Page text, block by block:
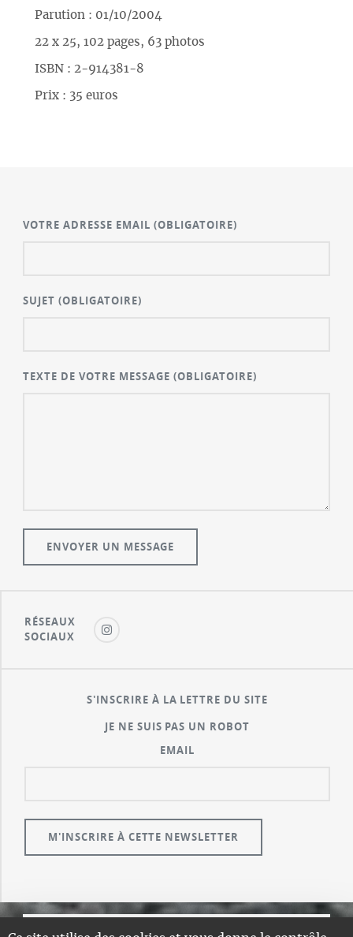
Parution : 01/10/2004
22 x 25, 102 pages, 63 photos
ISBN : 2-914381-8
Prix : 35 euros
VOTRE ADRESSE EMAIL(OBLIGATOIRE)
SUJET(OBLIGATOIRE)
TEXTE DE VOTRE MESSAGE(OBLIGATOIRE)
RÉSEAUX
SOCIAUX
S'INSCRIRE À LA LETTRE DU SITE
JE NE SUIS PAS UN ROBOT
EMAIL